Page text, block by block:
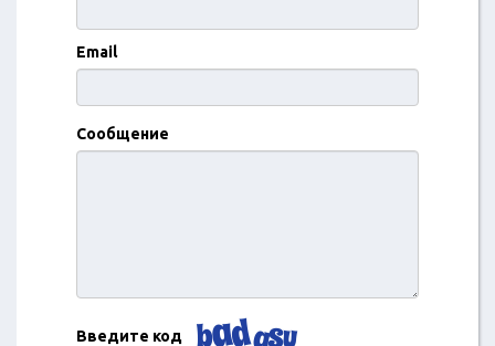
Email
Сообщение
Введите код